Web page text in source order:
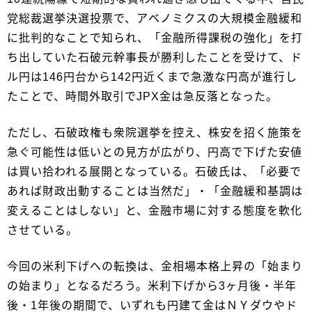
党総裁選挙決選投票で、アベノミクスの大規模金融緩和
に批判的なことで知られ、「金融所得課税の強化」を打
ち出していた石破元幹事長が勝利したことを受けて、ド
ル円は146円台から142円近くまで急激な円高が進行し
たことで、時間外取引でJPX金は急反落となった。
ただし、石破政権も衆院選挙を控え、株安を招く施策を
急ぐ可能性は低いとの見方が広がり、円高で下げた安値
は買い拾われる展開となっている。石破氏は、「必要で
あれば財政出動することは当然だ」・「金融緩和基調は
変えることはしない」と、金融市場に対する態度を軟化
させている。
今回の米利下げへの転換は、金相場本格上昇の「始まり
の始まり」となるだろう。米利下げから3ヶ月後・半年
後・1年後の期間で、いずれも円建て金はＮＹダウやド